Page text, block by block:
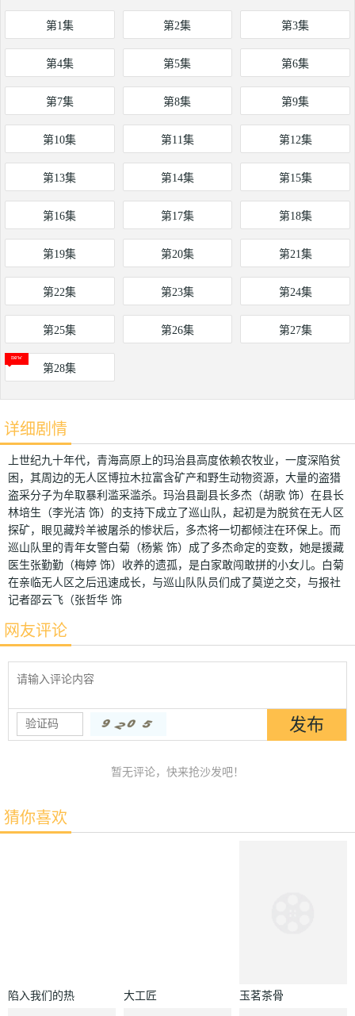
第1集 第2集 第3集
第4集 第5集 第6集
第7集 第8集 第9集
第10集 第11集 第12集
第13集 第14集 第15集
第16集 第17集 第18集
第19集 第20集 第21集
第22集 第23集 第24集
第25集 第26集 第27集
第28集
详细剧情
上世纪九十年代，青海高原上的玛治县高度依赖农牧业，一度深陷贫
困，其周边的无人区博拉木拉富含矿产和野生动物资源，大量的盗猎
盗采分子为牟取暴利滥采滥杀。玛治县副县长多杰（胡歌 饰）在县长
林培生（李光洁 饰）的支持下成立了巡山队，起初是为脱贫在无人区
探矿，眼见藏羚羊被屠杀的惨状后，多杰将一切都倾注在环保上。而
巡山队里的青年女警白菊（杨紫 饰）成了多杰命定的变数，她是援藏
医生张勤勤（梅婷 饰）收养的遗孤，是白家敢闯敢拼的小女儿。白菊
在亲临无人区之后迅速成长，与巡山队队员们成了莫逆之交，与报社
记者邵云飞（张哲华 饰
网友评论
暂无评论，快来抢沙发吧！
猜你喜欢
陷入我们的热
大工匠 玉茗茶骨